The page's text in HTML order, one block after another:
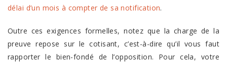
délai d’un mois à compter de sa notification.
Outre ces exigences formelles, notez que la charge de la
preuve repose sur le cotisant, c’est-à-dire qu’il vous faut
rapporter le bien-fondé de l’opposition. Pour cela, votre